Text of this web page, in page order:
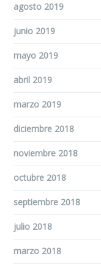
agosto 2019
junio 2019
mayo 2019
abril 2019
marzo 2019
diciembre 2018
noviembre 2018
octubre 2018
septiembre 2018
julio 2018
marzo 2018